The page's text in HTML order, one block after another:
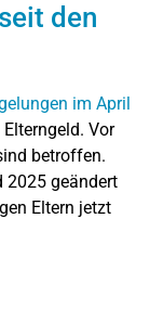
den
Vor
betroffen.
2025 geändert
Eltern jetzt